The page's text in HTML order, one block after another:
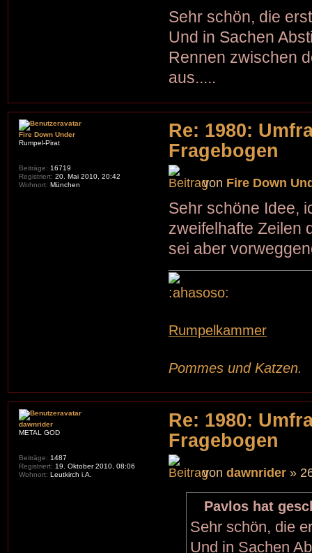
Sehr schön, die
Und in Sachen
Rennen zwischen
aus.....
Re: 1980:
Fragebogen
von Fire Down
Sehr schöne Idee,
zweifelhafte Zeilen
sei aber
Rumpelkammer
Pommes und Katzen.
Fire Down Under
Rumpel-Pirat
Beiträge: 16719
Registriert: 20. Mai 2010, 20:42
Wohnort: München
Re: 1980:
Fragebogen
vondawnrider »
Pavlos hat
Sehr schön, die
Und in Sachen
dawnrider
METAL GOD
Beiträge: 1487
Registriert: 19. Oktober 2010, 08:06
Wohnort: Leutkirch i.A.